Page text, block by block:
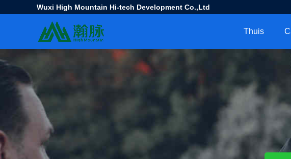
Wuxi High Mountain Hi-tech Development Co.,Ltd
Thuis